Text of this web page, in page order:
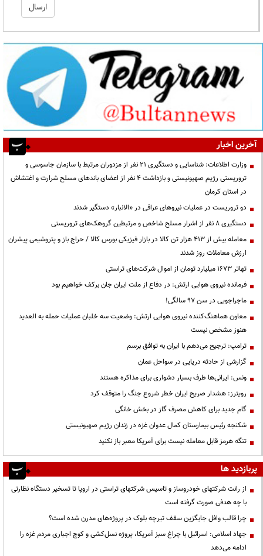
آخرین اخبار
وزارت اطلاعات: شناسایی و دستگیری ۲۱ نفر از مزدوران مرتبط با سازمان جاسوسی و
تروریستی رژیم صهیونیستی و بازداشت ۴ نفر از اعضای باندهای مسلح شرارت و اغتشاش
در استان کرمان
دو تروریست در عملیات نیروهای عراقی در «الانبار» دستگیر شدند
دستگیری ۸ نفر از اشرار مسلح شاخص و مرتبطین گروهک‌های تروریستی
معامله بیش از ۴۱۳ هزار تن کالا در بازار فیزیکی بورس کالا / حراج باز و پتروشیمی پیشران
ارزش معاملات روز شدند
تهاتر ۱۶۷۳ میلیارد تومان از اموال شرکت‌های تراستی
فرمانده نیروی هوایی ارتش: در دفاع از ملت ایران جان برکف خواهیم بود
ماجراجویی در سن ۹۷ سالگی!
معاون هماهنگ‌کننده نیروی هوایی ارتش: وضعیت سه خلبان عملیات حمله به العدید
هنوز مشخص نیست
ترامپ: ترجیح می‌دهم با ایران به توافق برسم
گزارشی از حادثه دریایی در سواحل عمان
ونس: ایرانی‌ها طرف بسیار دشواری برای مذاکره هستند
رویترز: هشدار صریح ایران خطر شروع جنگ را متوقف کرد
گام جدید برای کاهش مصرف گاز در بخش خانگی
شکنجه رئیس بیمارستان کمال عدوان غزه در زندان رژیم صهیونیستی
تنگه هرمز قابل معامله نیست برای آمریکا معبر باز نکنید
پربازدید ها
از رانت‌ شرکتهای خودروساز و تاسیس شرکتهای تراستی در اروپا تا تسخیر دستگاه نظارتی
با چه هدفی صورت گرفته است
چرا قالب وافل جایگزین سقف تیرچه بلوک در پروژه‌های مدرن شده است؟
جهاد اسلامی: اسرائیل با چراغ سبز آمریکا، پروژه نسل‌کشی و کوچ اجباری مردم غزه را
ادامه می‌دهد